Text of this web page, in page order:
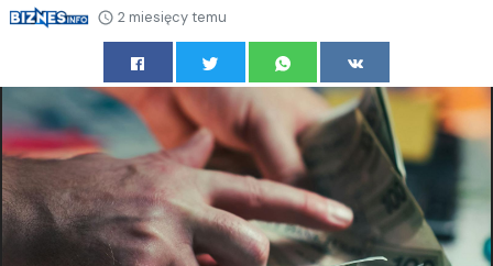
2 miesięcy temu